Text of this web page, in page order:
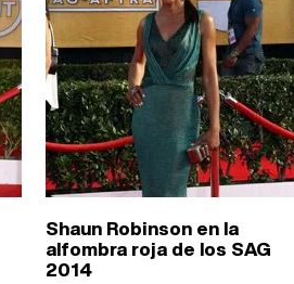
Shaun Robinson en la
alfombra roja de los SAG
2014